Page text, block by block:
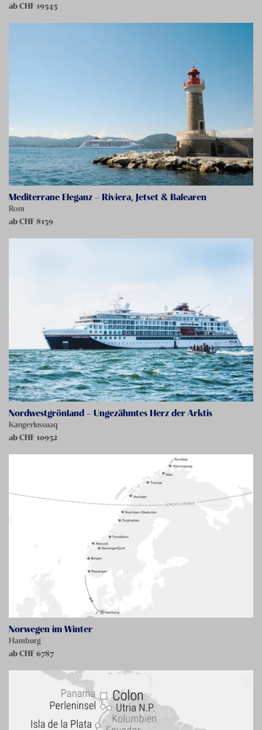
ab CHF 19545
Mediterrane Eleganz – Riviera, Jetset & Balearen
Rom
ab CHF8139
Nordwestgrönland – Ungezähmtes Herz der Arktis
Kangerlussuaq
ab CHF 10952
Norwegen im Winter
Hamburg
ab CHF6787